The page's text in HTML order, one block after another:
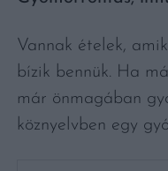
Vannak ételek,
bízik bennük. Ha
már önmagában
köznyelvben egy